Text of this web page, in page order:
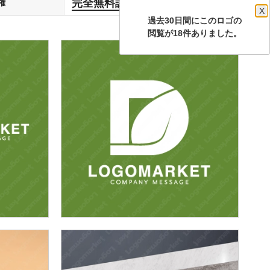
過去30日間にこのロゴの
X
閲覧が18件ありました。